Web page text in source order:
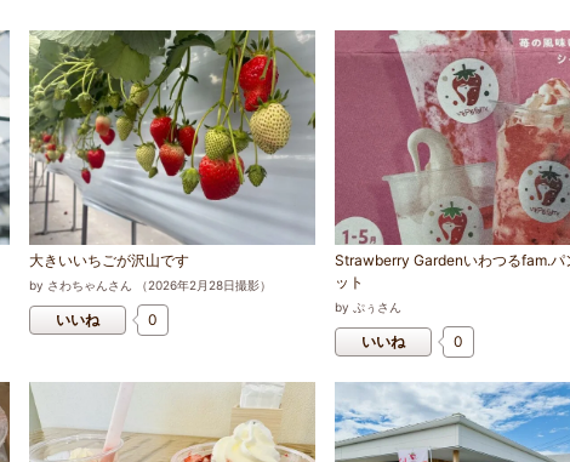
大きいいちごが沢山です
by さわちゃんさん （2026年2月 28日撮影）
いいね 0
Strawberry Gardenいわつるfam.パ
ット
by ぷぅさん
いいね 0